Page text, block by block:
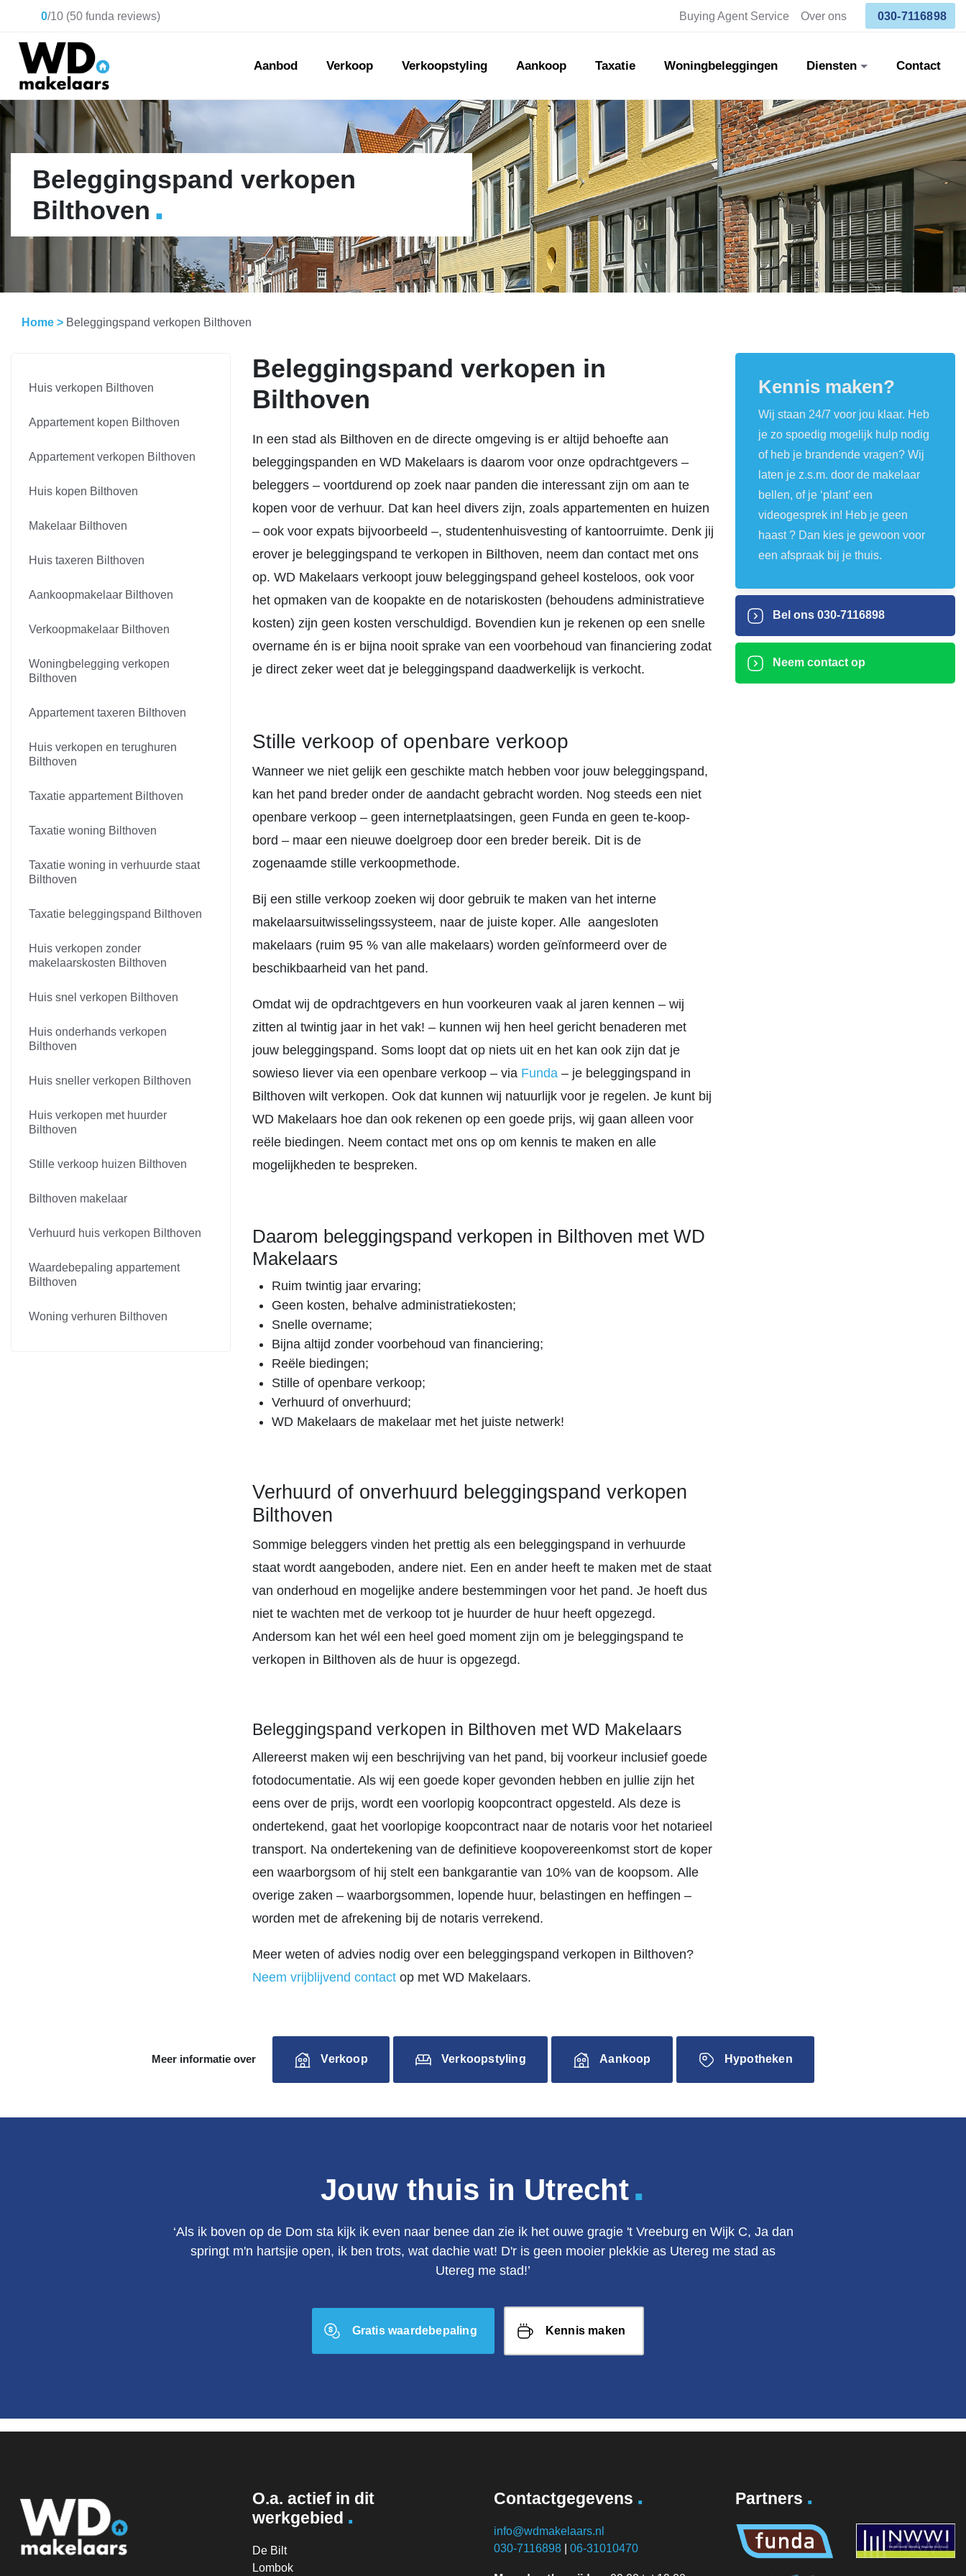
0/10 (50 funda reviews) Buying Agent Service Over ons 030-7116898
Aanbod Verkoop Verkoopstyling Aankoop Taxatie Woningbeleggingen Diensten Contact
Beleggingspand verkopen
Bilthoven.
Home > Beleggingspand verkopen Bilthoven
Huis verkopen Bilthoven
Appartement kopen Bilthoven
Appartement verkopen Bilthoven
Huis kopen Bilthoven
Makelaar Bilthoven
Huis taxeren Bilthoven
Aankoopmakelaar Bilthoven
Verkoopmakelaar Bilthoven
Woningbelegging verkopen
Bilthoven
Appartement taxeren Bilthoven
Huis verkopen en terughuren
Bilthoven
Taxatie appartement Bilthoven
Taxatie woning Bilthoven
Taxatie woning in verhuurde staat
Bilthoven
Taxatie beleggingspand Bilthoven
Huis verkopen zonder
makelaarskosten Bilthoven
Huis snel verkopen Bilthoven
Huis onderhands verkopen
Bilthoven
Huis sneller verkopen Bilthoven
Huis verkopen met huurder
Bilthoven
Stille verkoop huizen Bilthoven
Bilthoven makelaar
Verhuurd huis verkopen Bilthoven
Waardebepaling appartement
Bilthoven
Woning verhuren Bilthoven
Beleggingspand verkopen in
Bilthoven
In een stad als Bilthoven en de directe omgeving is er altijd behoefte aan
beleggingspanden en WD Makelaars is daarom voor onze opdrachtgevers –
beleggers – voortdurend op zoek naar panden die interessant zijn om aan te
kopen voor de verhuur. Dat kan heel divers zijn, zoals appartementen en huizen
– ook voor expats bijvoorbeeld –, studentenhuisvesting of kantoorruimte. Denk jij
erover je beleggingspand te verkopen in Bilthoven, neem dan contact met ons
op. WD Makelaars verkoopt jouw beleggingspand geheel kosteloos, ook voor
het opmaken van de koopakte en de notariskosten (behoudens administratieve
kosten) zijn geen kosten verschuldigd. Bovendien kun je rekenen op een snelle
overname én is er bijna nooit sprake van een voorbehoud van financiering zodat
je direct zeker weet dat je beleggingspand daadwerkelijk is verkocht.
Stille verkoop of openbare verkoop
Wanneer we niet gelijk een geschikte match hebben voor jouw beleggingspand,
kan het pand breder onder de aandacht gebracht worden. Nog steeds een niet
openbare verkoop – geen internetplaatsingen, geen Funda en geen te-koop-
bord – maar een nieuwe doelgroep door een breder bereik. Dit is de
zogenaamde stille verkoopmethode.
Bij een stille verkoop zoeken wij door gebruik te maken van het interne
makelaarsuitwisselingssysteem, naar de juiste koper. Alle aangesloten
makelaars (ruim 95 % van alle makelaars) worden geïnformeerd over de
beschikbaarheid van het pand.
Omdat wij de opdrachtgevers en hun voorkeuren vaak al jaren kennen – wij
zitten al twintig jaar in het vak! – kunnen wij hen heel gericht benaderen met
jouw beleggingspand. Soms loopt dat op niets uit en het kan ook zijn dat je
sowieso liever via een openbare verkoop – via Funda – je beleggingspand in
Bilthoven wilt verkopen. Ook dat kunnen wij natuurlijk voor je regelen. Je kunt bij
WD Makelaars hoe dan ook rekenen op een goede prijs, wij gaan alleen voor
reële biedingen. Neem contact met ons op om kennis te maken en alle
mogelijkheden te bespreken.
Daarom beleggingspand verkopen in Bilthoven met WD
Makelaars
Ruim twintig jaar ervaring;
Geen kosten, behalve administratiekosten;
Snelle overname;
Bijna altijd zonder voorbehoud van financiering;
Reële biedingen;
Stille of openbare verkoop;
Verhuurd of onverhuurd;
WD Makelaars de makelaar met het juiste netwerk!
Verhuurd of onverhuurd beleggingspand verkopen
Bilthoven
Sommige beleggers vinden het prettig als een beleggingspand in verhuurde
staat wordt aangeboden, andere niet. Een en ander heeft te maken met de staat
van onderhoud en mogelijke andere bestemmingen voor het pand. Je hoeft dus
niet te wachten met de verkoop tot je huurder de huur heeft opgezegd.
Andersom kan het wél een heel goed moment zijn om je beleggingspand te
verkopen in Bilthoven als de huur is opgezegd.
Beleggingspand verkopen in Bilthoven met WD Makelaars
Allereerst maken wij een beschrijving van het pand, bij voorkeur inclusief goede
fotodocumentatie. Als wij een goede koper gevonden hebben en jullie zijn het
eens over de prijs, wordt een voorlopig koopcontract opgesteld. Als deze is
ondertekend, gaat het voorlopige koopcontract naar de notaris voor het notarieel
transport. Na ondertekening van de definitieve koopovereenkomst stort de koper
een waarborgsom of hij stelt een bankgarantie van 10% van de koopsom. Alle
overige zaken – waarborgsommen, lopende huur, belastingen en heffingen –
worden met de afrekening bij de notaris verrekend.
Meer weten of advies nodig over een beleggingspand verkopen in Bilthoven?
Neem vrijblijvend contact op met WD Makelaars.
Kennis maken?
Wij staan 24/7 voor jou klaar. Heb
je zo spoedig mogelijk hulp nodig
of heb je brandende vragen? Wij
laten je z.s.m. door de makelaar
bellen, of je ‘plant’ een
videogesprek in! Heb je geen
haast ? Dan kies je gewoon voor
een afspraak bij je thuis.
Bel ons 030-7116898
Neem contact op
Meer informatie over Verkoop Verkoopstyling Aankoop Hypotheken
Jouw thuis in Utrecht.
‘Als ik boven op de Dom sta kijk ik even naar benee dan zie ik het ouwe gragie 't Vreeburg en Wijk C, Ja dan
springt m'n hartsjie open, ik ben trots, wat dachie wat! D'r is geen mooier plekkie as Utereg me stad as
Utereg me stad!’
Gratis waardebepaling Kennis maken
O.a. actief in dit
werkgebied .
De Bilt
Lombok
Contactgegevens .
info@wdmakelaars.nl
030-7116898
06-31010470
Partners .